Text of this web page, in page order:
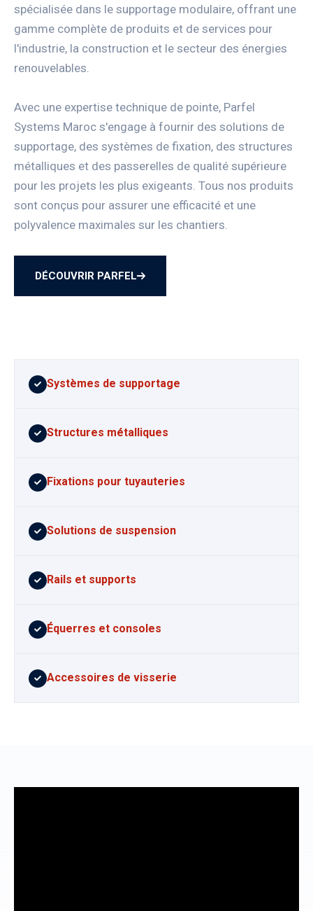
spécialisée dans le supportage modulaire, offrant une
gamme complète de produits et de services pour
l'industrie, la construction et le secteur des énergies
renouvelables.
Avec une expertise technique de pointe, Parfel
Systems Maroc s'engage à fournir des solutions de
supportage, des systèmes de fixation, des structures
métalliques et des passerelles de qualité supérieure
pour les projets les plus exigeants. Tous nos produits
sont conçus pour assurer une efficacité et une
polyvalence maximales sur les chantiers.
DÉCOUVRIR PARFEL
Systèmes de supportage
Structures métalliques
Fixations pour tuyauteries
Solutions de suspension
Rails et supports
Équerres et consoles
Accessoires de visserie